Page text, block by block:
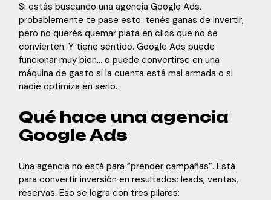
Si estás buscando una agencia Google Ads,
probablemente te pase esto: tenés ganas de invertir,
pero no querés quemar plata en clics que no se
convierten. Y tiene sentido. Google Ads puede
funcionar muy bien… o puede convertirse en una
máquina de gasto si la cuenta está mal armada o si
nadie optimiza en serio.
Qué hace una agencia
Google Ads
Una agencia no está para “prender campañas”. Está
para convertir inversión en resultados: leads, ventas,
reservas. Eso se logra con tres pilares: